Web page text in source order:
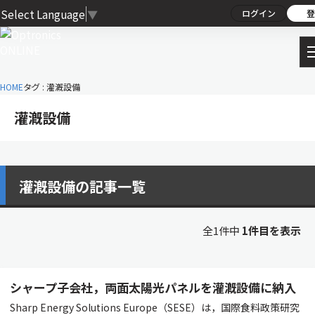
Select Language ▼ ログイン
HOMEタグ : 灌漑設備
灌漑設備
灌漑設備の記事一覧
全1件中 1件目を表示
シャープ子会社，両面太陽光パネルを灌漑設備に納入
Sharp Energy Solutions Europe（SESE）は，国際食料政策研究